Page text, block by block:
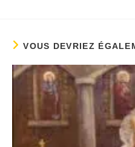
VOUS DEVRIEZ